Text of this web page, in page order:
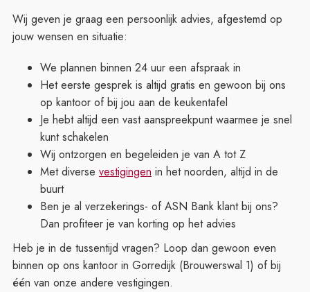
Wij geven je graag een persoonlijk advies, afgestemd op
jouw wensen en situatie:
We plannen binnen 24 uur een afspraak in
Het eerste gesprek is altijd gratis en gewoon bij ons
op kantoor of bij jou aan de keukentafel
Je hebt altijd een vast aanspreekpunt waarmee je snel
kunt schakelen
Wij ontzorgen en begeleiden je van A tot Z
Met diverse vestigingen in het noorden, altijd in de
buurt
Ben je al verzekerings- of ASN Bank klant bij ons?
Dan profiteer je van korting op het advies
Heb je in de tussentijd vragen? Loop dan gewoon even
binnen op ons kantoor in Gorredijk (Brouwerswal 1) of bij
één van onze andere vestigingen.